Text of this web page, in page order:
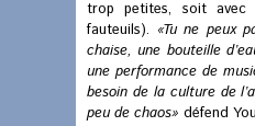
trop petites, soit avec
fauteuils). «Tu ne peux
chaise, une bouteille
une performance de
besoin de la culture de
peu de chaos» défend